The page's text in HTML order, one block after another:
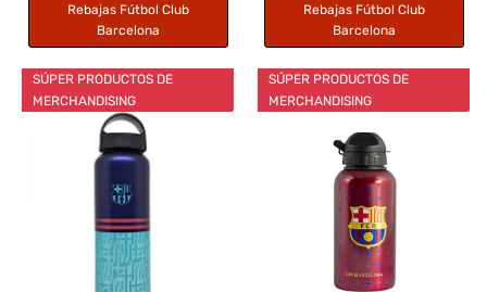
Rebajas Fútbol Club
Barcelona
Rebajas Fútbol Club
Barcelona
SÚPER PRODUCTOS DE
MERCHANDISING
SÚPER PRODUCTOS DE
MERCHANDISING